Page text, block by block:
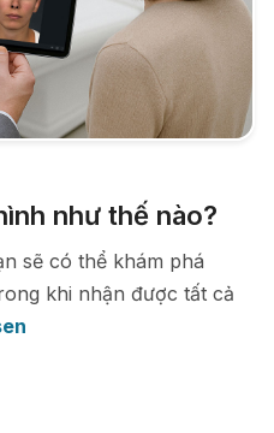
như thế nào?
sẽ có thể khám phá
khi nhận được tất cả